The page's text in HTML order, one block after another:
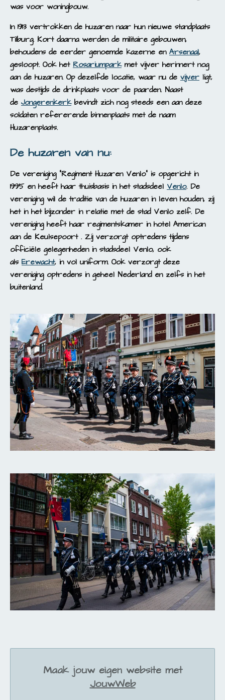
was voor woningbouw.
In 1913 vertrokken de huzaren naar hun nieuwe standplaats
Tilburg. Kort daarna werden de militaire gebouwen,
behoudens de eerder genoemde kazerne en Arsenaal,
gesloopt. Ook het Rosariumparkmet vijver herinnert nog
aan de huzaren. Op dezelfde locatie, waar nu de vijver ligt,
was destijds de drinkplaats voor de paarden. Naast
de Jongerenkerkbevindt zich nog steeds een aan deze
soldaten refererende binnenplaats met de naam
Huzarenplaats.
De huzaren van nu:
De vereniging “Regiment Huzaren Venlo” is opgericht in
1995 en heeft haar thuisbasis in het stadsdeel Venlo. De
vereniging wil de traditie van de huzaren in leven houden, zij
het in het bijzonder in relatie met de stad Venlo zelf. De
vereniging heeft haar regimentskamer in hotel American
aan de Keulsepoort . Zij verzorgt optredens tijdens
officiële gelegenheden in stadsdeel Venlo, ook
als Erewacht, in vol uniform. Ook verzorgt deze
vereniging optredens in geheel Nederland en zelfs in het
buitenland.
Maak jouw eigen website met
JouwWeb